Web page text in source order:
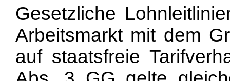
Gesetzliche
Arbeitsmarkt mit dem
auf staatsfreie